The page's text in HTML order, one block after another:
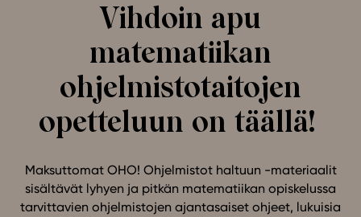
Tietoa meistä
Eettiset periaatteet tekoälyn käyttöön
Tilaa uutiskirje
Ota yhteyttä
Vihdoin apu
matematiikan
ohjelmistotaitojen
opetteluun on täällä!
Maksuttomat OHO! Ohjelmistot haltuun -materiaalit
sisältävät lyhyen ja pitkän matematiikan opiskelussa
tarvittavien ohjelmistojen ajantasaiset ohjeet, lukuisia